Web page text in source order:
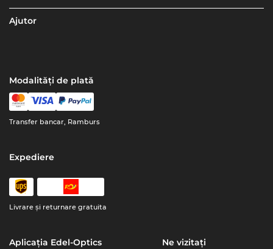
Ajutor
Modalități de plată
Transfer bancar, Ramburs
Expediere
Livrare şi returnare gratuita
Aplicația Edel-Optics Ne vizitați